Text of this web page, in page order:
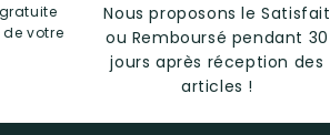
votre
Nous proposons le Satisfait
ou Remboursé pendant 30
jours après réception des
articles !